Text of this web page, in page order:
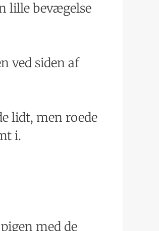
lille bevægelse
ved siden af
lidt, men roede
i.
med de